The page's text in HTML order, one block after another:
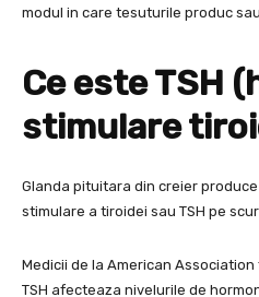
modul in care tesuturile produc
Ce este TSH
stimulare
Glanda pituitara din creier
stimulare a tiroidei sau TSH pe
Medicii de la American
TSH afecteaza nivelurile de